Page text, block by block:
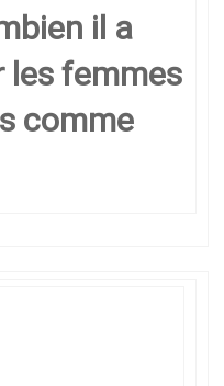
il a
les femmes
comme